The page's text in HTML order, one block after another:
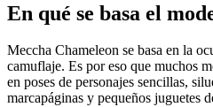
En qué se basa el
Meccha Chameleon se basa en la
camuflaje. Es por eso que muchos
en poses de personajes sencillas,
marcapáginas y pequeños juguetes